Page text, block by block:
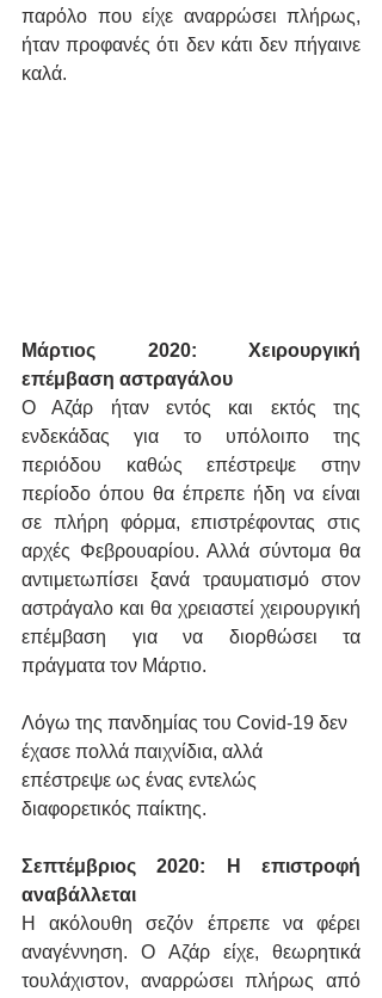
παρόλο που είχε αναρρώσει πλήρως,
ήταν προφανές ότι δεν κάτι δεν πήγαινε
καλά.
Μάρτιος 2020: Χειρουργική
επέμβαση αστραγάλου
Ο Αζάρ ήταν εντός και εκτός της
ενδεκάδας για το υπόλοιπο της
περιόδου καθώς επέστρεψε στην
περίοδο όπου θα έπρεπε ήδη να είναι
σε πλήρη φόρμα, επιστρέφοντας στις
αρχές Φεβρουαρίου. Αλλά σύντομα θα
αντιμετωπίσει ξανά τραυματισμό στον
αστράγαλο και θα χρειαστεί χειρουργική
επέμβαση για να διορθώσει τα
πράγματα τον Μάρτιο.
Λόγω της πανδημίας του Covid-19 δεν
έχασε πολλά παιχνίδια, αλλά
επέστρεψε ως ένας εντελώς
διαφορετικός παίκτης.
Σεπτέμβριος 2020: Η επιστροφή
αναβάλλεται
Η ακόλουθη σεζόν έπρεπε να φέρει
αναγέννηση. Ο Αζάρ είχε, θεωρητικά
τουλάχιστον, αναρρώσει πλήρως από